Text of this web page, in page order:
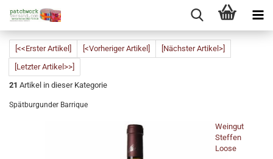
[<<Erster Artikel] [<Vorheriger Artikel]
[Nächster Artikel>]
[Letzter Artikel>>]
21 Artikel in dieser Kategorie
Spätburgunder Barrique
Weingut
Steffen
Loose